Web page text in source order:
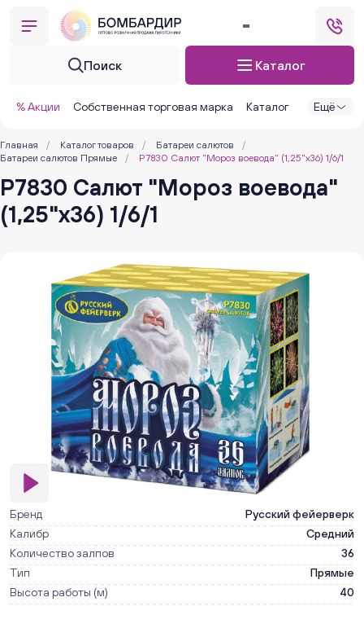
Поиск Каталог
% Акции Собственная торговая марка Каталог Ещё
Главная / Каталог товаров / Батареи салютов
/
Батареи салютов Прямые
/ Р7830 Салют "Мороз воевода" (1,25"х36) 1/6/1
Р7830 Салют "Мороз воевода"
(1,25"х36) 1/6/1
Бренд
Русский фейерверк
Калибр
Средний
Количество залпов
36
Тип
Прямые
Высота работы (м)
40